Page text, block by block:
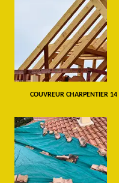
COUVREUR CHARPENTIER 14